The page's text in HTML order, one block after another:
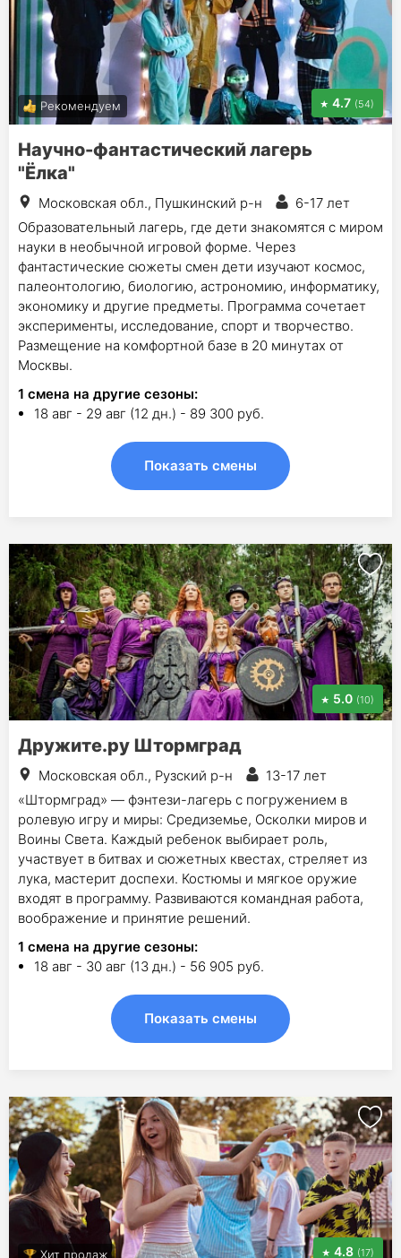
Рекомендуем 4.7 (54)
Научно-фантастический лагерь
"Ëлка"
Московская обл., Пушкинский р-н
6-17 лет
Образовательный лагерь, где дети знакомятся с миром
науки в необычной игровой форме. Через
фантастические сюжеты смен дети изучают космос,
палеонтологию, биологию, астрономию, информатику,
экономику и другие предметы. Программа сочетает
эксперименты, исследование, спорт и творчество.
Размещение на комфортной базе в 20 минутах от
Москвы.
1 смена на другие сезоны:
18 авг - 29 авг (12 дн.) - 89 300 руб.
Показать смены
5.0 (10)
Дружите.ру Штормград
Московская обл., Рузский р-н
13-17 лет
«Штормград» — фэнтези-лагерь с погружением в
ролевую игру и миры: Средиземье, Осколки миров и
Воины Света. Каждый ребенок выбирает роль,
участвует в битвах и сюжетных квестах, стреляет из
лука, мастерит доспехи. Костюмы и мягкое оружие
входят в программу. Развиваются командная работа,
воображение и принятие решений.
1 смена на другие сезоны:
18 авг - 30 авг (13 дн.) - 56 905 руб.
Показать смены
Хит продаж 4.8 (17)